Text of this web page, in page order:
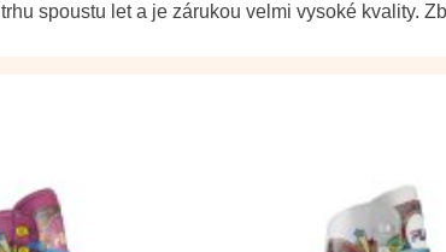
spoustu let a je zárukou velmi vysoké kvality.